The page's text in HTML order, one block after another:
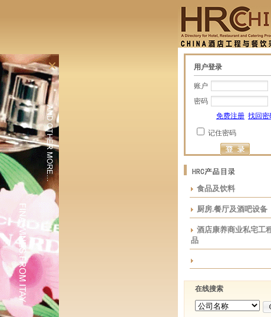
× 用户登录
账户
密码
免费注册 找回密
记住密码
食品及饮料
厨房.餐厅及酒吧设备
酒店康养商业私宅工
品
在线搜索